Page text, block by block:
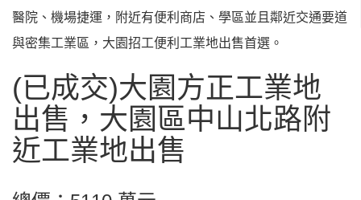
醫院、機場捷運，附近有便利商店、學區並且鄰近交通要道
與密集工業區，大園招工便利工業地出售首選。
(已成交)大園方正工業地
出售，大園區中山北路附
近工業地出售